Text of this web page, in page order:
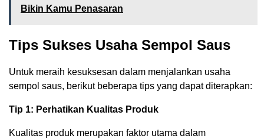
Bikin Kamu Penasaran
Tips Sukses Usaha Sempol Saus
Untuk meraih kesuksesan dalam menjalankan usaha
sempol saus, berikut beberapa tips yang dapat diterapkan:
Tip 1: Perhatikan Kualitas Produk
Kualitas produk merupakan faktor utama dalam